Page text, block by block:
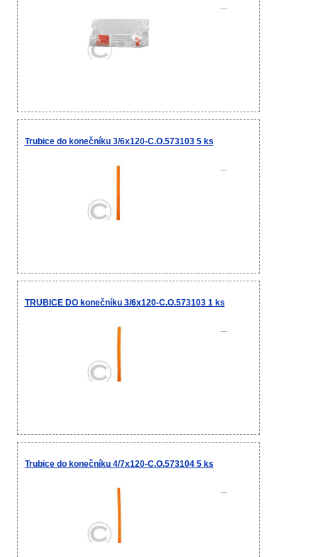
...
Trubice do konečníku 3/6x120-C.O.573103 5 ks
...
TRUBICE DO konečníku 3/6x120-C.O.573103 1 ks
...
Trubice do konečníku 4/7x120-C.O.573104 5 ks
...